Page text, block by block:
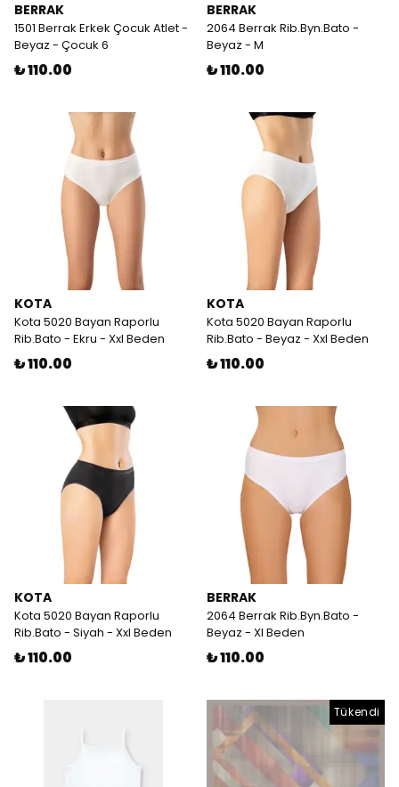
BERRAK
1501 Berrak Erkek Çocuk Atlet -
Beyaz - Çocuk 6
₺ 110.00
BERRAK
2064 Berrak Rib.Byn.Bato -
Beyaz - M
₺ 110.00
KOTA
Kota 5020 Bayan Raporlu
Rib.Bato - Ekru - Xxl Beden
₺ 110.00
KOTA
Kota 5020 Bayan Raporlu
Rib.Bato - Beyaz - Xxl Beden
₺ 110.00
KOTA
Kota 5020 Bayan Raporlu
Rib.Bato - Siyah - Xxl Beden
₺ 110.00
BERRAK
2064 Berrak Rib.Byn.Bato -
Beyaz - Xl Beden
₺ 110.00
Tükendi